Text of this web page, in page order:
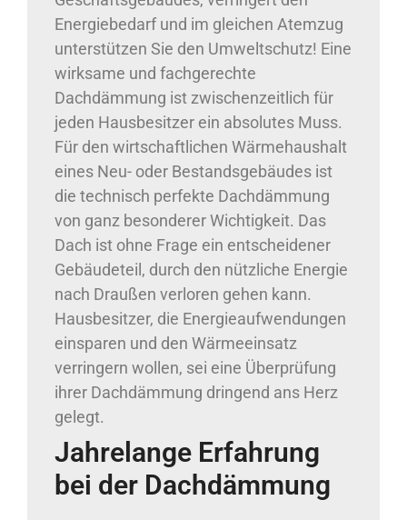
Energiebedarf und im gleichen Atemzug
unterstützen Sie den Umweltschutz! Eine
wirksame und fachgerechte
Dachdämmung ist zwischenzeitlich für
jeden Hausbesitzer ein absolutes Muss.
Für den wirtschaftlichen Wärmehaushalt
eines Neu- oder Bestandsgebäudes ist
die technisch perfekte Dachdämmung
von ganz besonderer Wichtigkeit. Das
Dach ist ohne Frage ein entscheidener
Gebäudeteil, durch den nützliche Energie
nach Draußen verloren gehen kann.
Hausbesitzer, die Energieaufwendungen
einsparen und den Wärmeeinsatz
verringern wollen, sei eine Überprüfung
ihrer Dachdämmung dringend ans Herz
gelegt.
Jahrelange Erfahrung
bei der Dachdämmung